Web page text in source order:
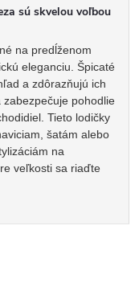
sú skvelou voľbou
na predĺženom
eleganciu. Špicaté
a zdôrazňujú ich
zabezpečuje pohodlie
Tieto lodičky
šatám alebo
na
veľkosti sa riaďte